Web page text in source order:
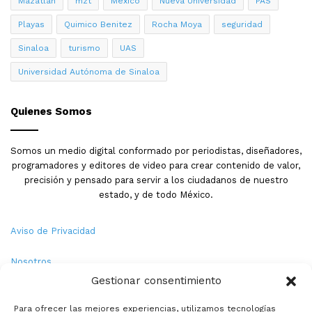
Gestionar consentimiento
Para ofrecer las mejores experiencias, utilizamos tecnologías
se notificó a las autoridades competentes, llegando
posteriormente elementos de la Policía de Investigación
y personal de la Fiscalía General del Estado. Estos
realizaron las diligencias correspondientes para
circunstancias del incidente y dar fe oficial del
el levantamiento del cuerpo y su traslado al Servicio
Médico Forense (Semefo), donde permanecerá hasta
ser identificado oficialmente y reclamado por sus
de muertes accidentales por circunstancias no
Contexto de intención delictiva y riesgo ocupacional.
Playas Quimico Benitez Rocha Moya seguridad
Sinaloa turismo UAS
Universidad Autónoma de Sinaloa
Quienes Somos
Somos un medio digital conformado por periodistas, diseñadores,
programadores y editores de video para crear contenido de valor,
precisión y pensado para servir a los ciudadanos de nuestro
estado, y de todo México.
Aviso de Privacidad
Nosotros